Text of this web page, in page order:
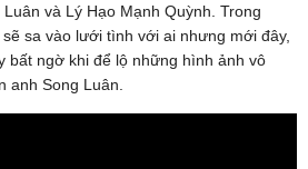
và Lý Hạo Mạnh Quỳnh. Trong
sa vào lưới tình với ai nhưng mới đây,
bất ngờ khi để lộ những hình ảnh vô
anh Song Luân.